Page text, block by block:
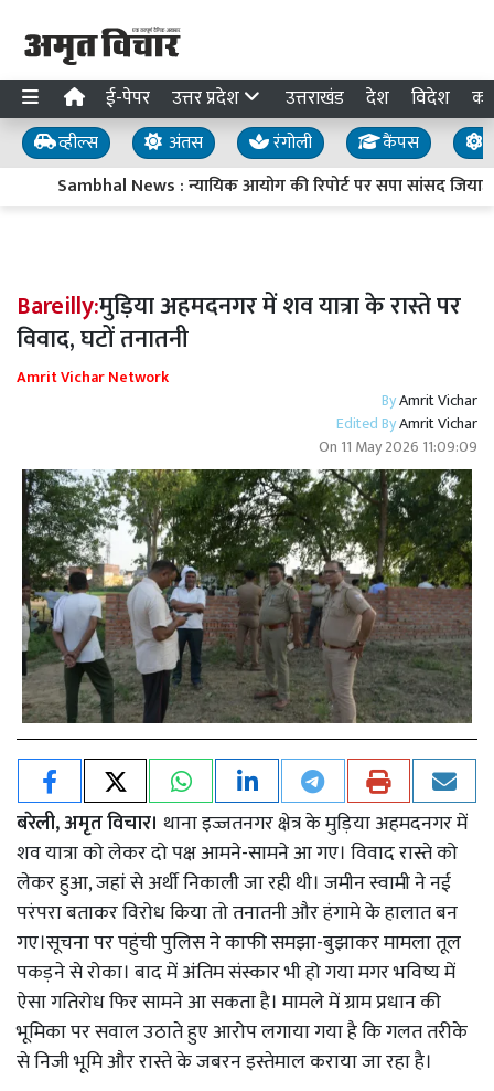
ई-पेपर उत्तर प्रदेश उत्तराखंड देश विदेश
व्हील्स अंतस रंगोली कैंपस
Sambhal News : न्यायिक आयोग की रिपोर्ट पर सपा सांसद
Bareilly:मुड़िया अहमदनगर में शव यात्रा के रास्ते पर
विवाद, घटों तनातनी
Amrit Vichar Network
ByAmrit Vichar
Edited ByAmrit Vichar
On 11 May 2026 11:09:09
बरेली, अमृत विचार। थाना इज्जतनगर क्षेत्र के मुड़िया अहमदनगर में
शव यात्रा को लेकर दो पक्ष आमने-सामने आ गए। विवाद रास्ते को
लेकर हुआ, जहां से अर्थी निकाली जा रही थी। जमीन स्वामी ने नई
परंपरा बताकर विरोध किया तो तनातनी और हंगामे के हालात बन
गए।सूचना पर पहुंची पुलिस ने काफी समझा-बुझाकर मामला तूल
पकड़ने से रोका। बाद में अंतिम संस्कार भी हो गया मगर भविष्य में
ऐसा गतिरोध फिर सामने आ सकता है। मामले में ग्राम प्रधान की
भूमिका पर सवाल उठाते हुए आरोप लगाया गया है कि गलत तरीके
से निजी भूमि और रास्ते के जबरन इस्तेमाल कराया जा रहा है।